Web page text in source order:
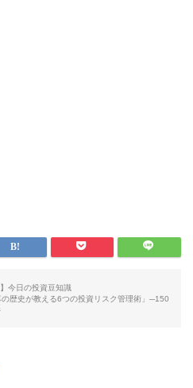
】今日の投資豆知識
の歴史が教える6つの投資リスク管理術」─150